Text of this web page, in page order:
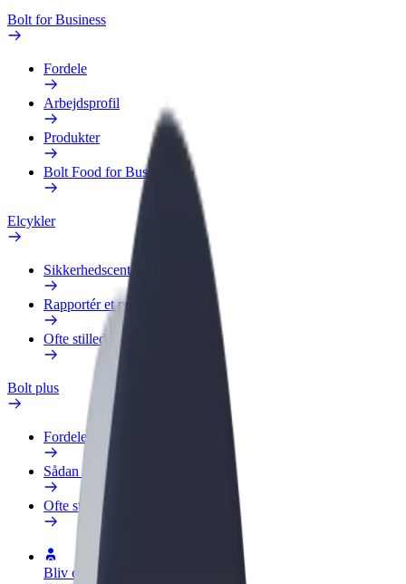
Bolt for Business
Fordele
Arbejdsprofil
Produkter
Bolt Food for Business
Elcykler
Sikkerhedscenter
Rapportér et problem
Ofte stillede spørgsmål
Bolt plus
Fordele
Sådan bliver du medlem
Ofte stillede spørgsmål
Bliv chauffør